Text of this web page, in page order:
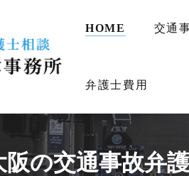
HOME 交通
弁護士費用
阪の交通事故弁